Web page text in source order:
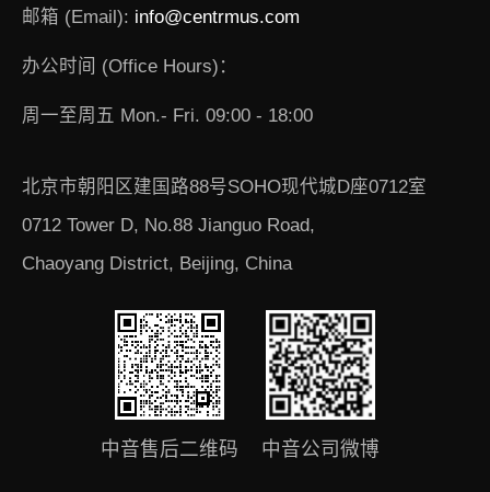
邮箱 (Email): info@centrmus.com
办公时间 (Office Hours)：
周一至周五 Mon.- Fri. 09:00 - 18:00
北京市朝阳区建国路88号SOHO现代城D座0712室
0712 Tower D, No.88 Jianguo Road,
Chaoyang District, Beijing, China
中音售后二维码 中音公司微博